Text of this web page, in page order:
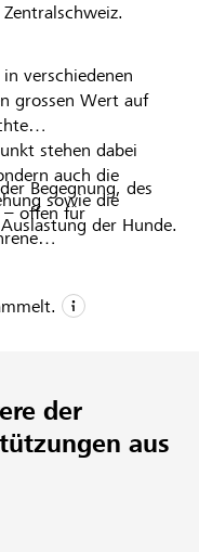
verschiedenen
grossen Wert auf
stehen dabei
auch die
sowie die
der Hunde.
Begegnung, des
– offen für
der
aus